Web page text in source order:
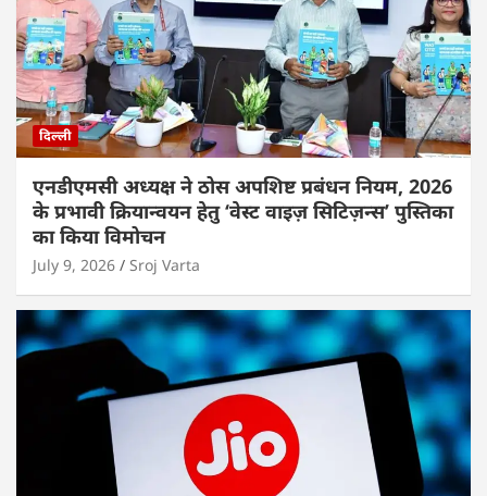
दिल्ली
एनडीएमसी अध्यक्ष ने ठोस अपशिष्ट प्रबंधन नियम, 2026
के प्रभावी क्रियान्वयन हेतु ‘वेस्ट वाइज़ सिटिज़न्स’ पुस्तिका
का किया विमोचन
July 9, 2026 Sroj Varta